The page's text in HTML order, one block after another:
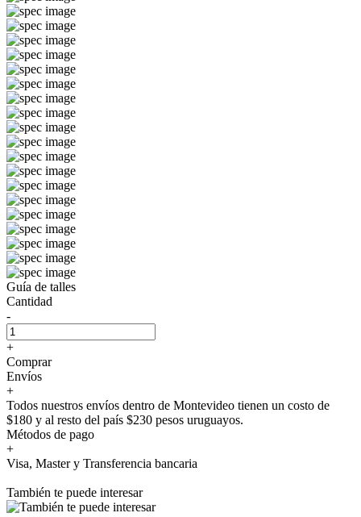
Guía de talles
Cantidad
-
+
Comprar
Envíos
+
Todos nuestros envíos dentro de Montevideo tienen un costo de
$180 y al resto del país $230 pesos uruguayos.
Métodos de pago
+
Visa, Master y Transferencia bancaria
También te puede interesar